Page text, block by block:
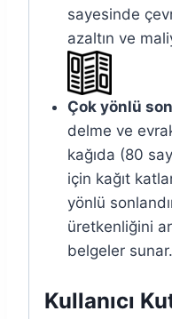
sayesinde
azaltın ve
Çok yönlü
delme ve
kağıda (80
için kağıt
yönlü
üretkenliğini
belgeler sunar.
Kullanıcı